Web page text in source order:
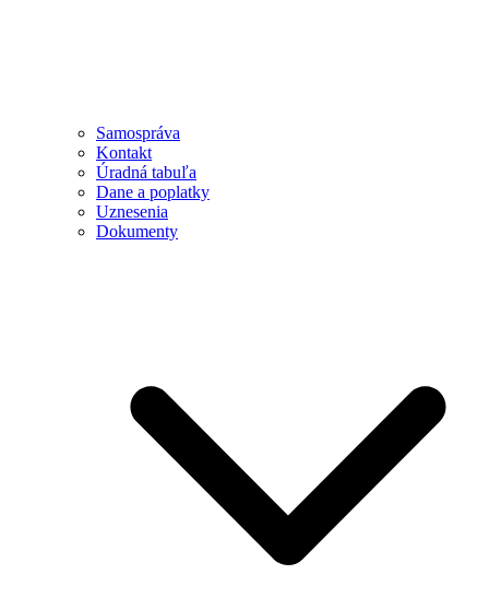
Samospráva
Kontakt
Úradná tabuľa
Dane a poplatky
Uznesenia
Dokumenty